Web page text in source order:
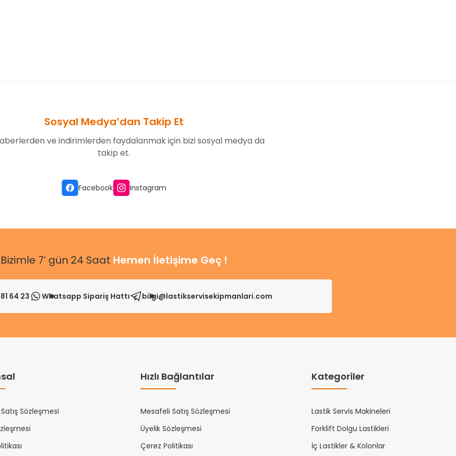
Gönder
Sosyal Medya’dan Takip Et
ve indirimlerden faydalanmak için bizi sosyal medya da
takip et.
Facebook Instagram
Bizimle 7’ gün 24 Saat Hemen İletişime Geç !
64 23 Whatsapp Sipariş Hattı bilgi@lastikservisekipmanlari.com
Sözleşmesi
Hızlı Bağlantılar
Mesafeli Satış Sözleşmesi
Üyelik Sözleşmesi
Çerez Politikası
Kategoriler
Lastik Servis Makineleri
Forklift Dolgu Lastikleri
İç Lastikler & Kolonlar